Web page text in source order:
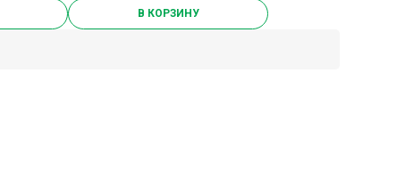
В КОРЗИНУ